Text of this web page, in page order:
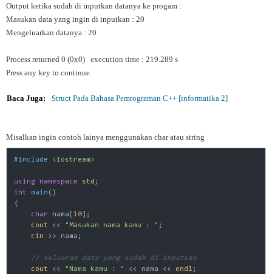
Output ketika sudah di inputkan datanya ke progam :
Masukan data yang ingin di inputkan : 20
Mengeluarkan datanya : 20
Process returned 0 (0x0) execution time : 219.289 s
Press any key to continue.
Baca Juga: Struct Pada Bahasa Pemrograman C++ [informatika 2]
Misalkan ingin contoh lainya menggunakan char atau string
#include <iostream>
using namespace std
int
main ()
{
char nama[10];
cout << "Masukan nama kamu : " ;
cin >> nama;
// keluaran data yang sudah di inputkan
cout << "Nama kamu : " << nama << endl ;